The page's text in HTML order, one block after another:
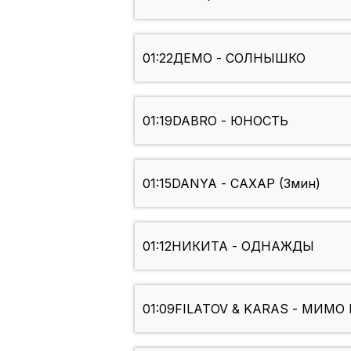
01:22ДЕМО - СОЛНЫШКО
01:19DABRO - ЮНОСТЬ
01:15DANYA - САХАР (3мин)
01:12НИКИТА - ОДНАЖДЫ
01:09FILATOV & KARAS -